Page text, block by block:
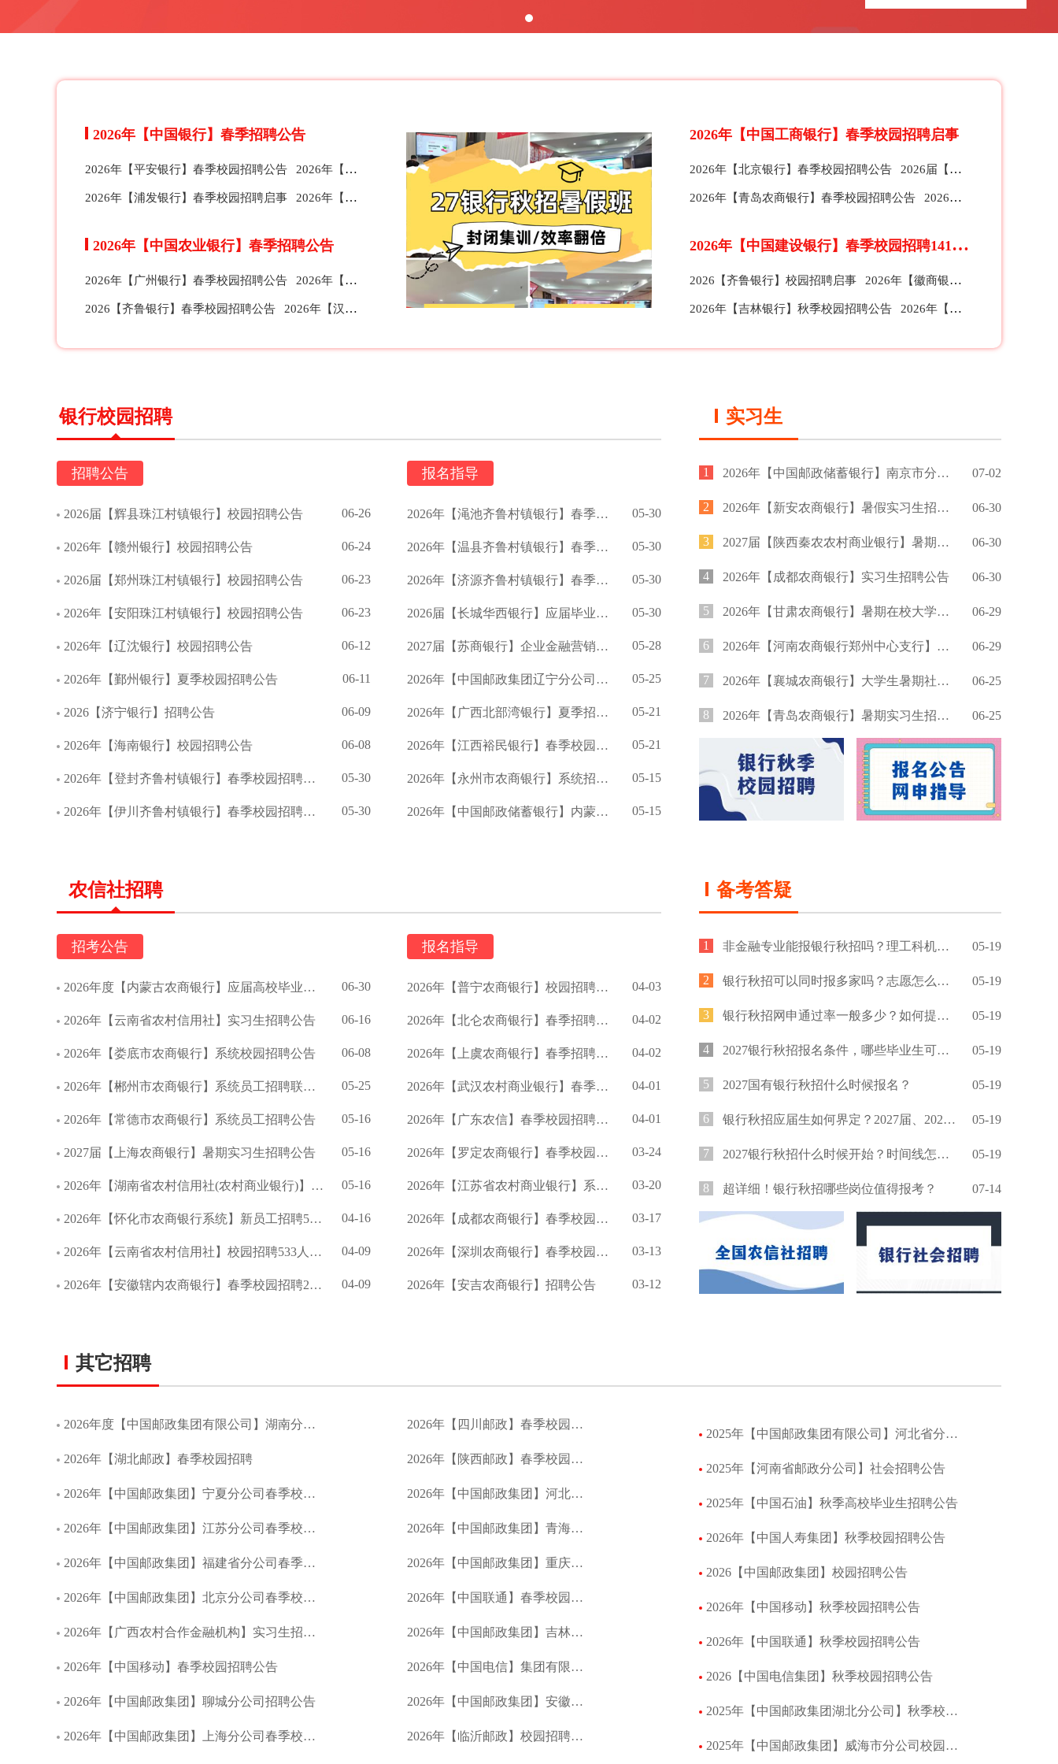
2026年【中国银行】春季招聘公告
2026年【平安银行】春季校园招聘公告 2026年【华夏银行】春季校园招聘公告
2026年【浦发银行】春季校园招聘启事 2026年【中信银行】春季校园招聘公告
2026年【中国农业银行】春季招聘公告
2026年【广州银行】春季校园招聘公告 2026年【宁波银行】春季校园招聘公告
2026【齐鲁银行】春季校园招聘公告 2026年【汉口银行】春季校园招聘公告
2026年【中国工商银行】春季校园招聘启事
2026年【北京银行】春季校园招聘公告 2026届【珠海农商银行】春季校园招聘公告
2026年【青岛农商银行】春季校园招聘公告 2026【招商银行】总行、分行及子公司春季校园招聘公告
2
026年【中国建设银行】春季校园招聘1412人公告
2026【齐鲁银行】校园招聘启事 2026年【徽商银行】全球校园招聘公告
2026年【吉林银行】秋季校园招聘公告 2026年【苏州银行】秋季校园招聘公告
银行校园招聘
招聘公告
2026届【辉县珠江村镇银行】校园招聘公告 06-26
2026年【赣州银行】校园招聘公告 06-24
2026届【郑州珠江村镇银行】校园招聘公告 06-23
2026年【安阳珠江村镇银行】校园招聘公告 06-23
2026年【辽沈银行】校园招聘公告 06-12
2026年【鄞州银行】夏季校园招聘公告 06-11
2026【济宁银行】招聘公告 06-09
2026年【海南银行】校园招聘公告 06-08
2026年【登封齐鲁村镇银行】春季校园招聘公告 05-30
2026年【伊川齐鲁村镇银行】春季校园招聘公告 05-30
报名指导
2026年【渑池齐鲁村镇银行】春季校园招聘公告 05-30
2026年【温县齐鲁村镇银行】春季招聘公告 05-30
2026年【济源齐鲁村镇银行】春季校园招聘启事 05-30
2026届【长城华西银行】应届毕业生招聘公告 05-30
2027届【苏商银行】企业金融营销岗校招提前批公告 05-28
2026年【中国邮政集团辽宁分公司】招聘公告 05-25
2026年【广西北部湾银行】夏季招聘启事 05-21
2026年【江西裕民银行】春季校园招聘公告 05-21
2026年【永州市农商银行】系统招聘公告 05-15
2026年【中国邮政储蓄银行】内蒙古分行春季校园招聘公告 05-15
实习生
1 2026年【中国邮政储蓄银行】南京市分行暑期实习生招募公告 07-02
2 2026年【新安农商银行】暑假实习生招募公告 06-30
3 2027届【陕西秦农农村商业银行】暑期实习生招聘公告 06-30
4 2026年【成都农商银行】实习生招聘公告 06-30
5 2026年【甘肃农商银行】暑期在校大学生实习招募公告 06-29
6 2026年【河南农商银行郑州中心支行】暑期实习招募公告 06-29
7 2026年【襄城农商银行】大学生暑期社会实践招募公告 06-25
8 2026年【青岛农商银行】暑期实习生招募公告 06-25
农信社招聘
招考公告
2026年度【内蒙古农商银行】应届高校毕业生校园招聘简章 06-30
2026年【云南省农村信用社】实习生招聘公告 06-16
2026年【娄底市农商银行】系统校园招聘公告 06-08
2026年【郴州市农商银行】系统员工招聘联合公告 05-25
2026年【常德市农商银行】系统员工招聘公告 05-16
2027届【上海农商银行】暑期实习生招聘公告 05-16
2026年【湖南省农村信用社(农村商业银行)】校园招聘公告 05-16
2026年【怀化市农商银行系统】新员工招聘55人公告 04-16
2026年【云南省农村信用社】校园招聘533人公告 04-09
2026年【安徽辖内农商银行】春季校园招聘209人公告 04-09
报名指导
2026年【普宁农商银行】校园招聘启事 04-03
2026年【北仑农商银行】春季招聘公告 04-02
2026年【上虞农商银行】春季招聘启事 04-02
2026年【武汉农村商业银行】春季校园招聘公告 04-01
2026年【广东农信】春季校园招聘公告 04-01
2026年【罗定农商银行】春季校园招聘公告 03-24
2026年【江苏省农村商业银行】系统度春季校园招聘公告 03-20
2026年【成都农商银行】春季校园招聘的公告 03-17
2026年【深圳农商银行】春季校园招聘公告 03-13
2026年【安吉农商银行】招聘公告 03-12
备考答疑
1 非金融专业能报银行秋招吗？理工科机会大吗？ 05-19
2 银行秋招可以同时报多家吗？志愿怎么填？ 05-19
3 银行秋招网申通过率一般多少？如何提高通过率？ 05-19
4 2027银行秋招报名条件，哪些毕业生可以报名？ 05-19
5 2027国有银行秋招什么时候报名？ 05-19
6 银行秋招应届生如何界定？2027届、2026届还能报吗？ 05-19
7 2027银行秋招什么时候开始？时间线怎么安排？ 05-19
8 超详细！银行秋招哪些岗位值得报考？ 07-14
其它招聘
2026年度【中国邮政集团有限公司】湖南分公司春季校园招聘
2026年【湖北邮政】春季校园招聘
2026年【中国邮政集团】宁夏分公司春季校园招聘公告
2026年【中国邮政集团】江苏分公司春季校园招聘公告
2026年【中国邮政集团】福建省分公司春季校园招聘公告
2026年【中国邮政集团】北京分公司春季校园招聘公告
2026年【广西农村合作金融机构】实习生招募启事
2026年【中国移动】春季校园招聘公告
2026年【中国邮政集团】聊城分公司招聘公告
2026年【中国邮政集团】上海分公司春季校园招聘公告
2026年【四川邮政】春季校园招聘公告
2026年【陕西邮政】春季校园招聘公告
2026年【中国邮政集团】河北分公司春季校园招聘公告
2026年【中国邮政集团】青海分公司春季校园招聘公告
2026年【中国邮政集团】重庆市分公司春季校园招聘公告
2026年【中国联通】春季校园招聘公告
2026年【中国邮政集团】吉林省分公司春季招聘公告
2026年【中国电信】集团有限公司校园招聘公告
2026年【中国邮政集团】安徽省分公司春季校园招聘公告
2026年【临沂邮政】校园招聘公告
2025年【中国邮政集团有限公司】河北省分公司社会招聘
2025年【河南省邮政分公司】社会招聘公告
2025年【中国石油】秋季高校毕业生招聘公告
2026年【中国人寿集团】秋季校园招聘公告
2026【中国邮政集团】校园招聘公告
2026年【中国移动】秋季校园招聘公告
2026年【中国联通】秋季校园招聘公告
2026【中国电信集团】秋季校园招聘公告
2025年【中国邮政集团湖北分公司】秋季校园招聘公告
2025年【中国邮政集团】威海市分公司校园招聘公告